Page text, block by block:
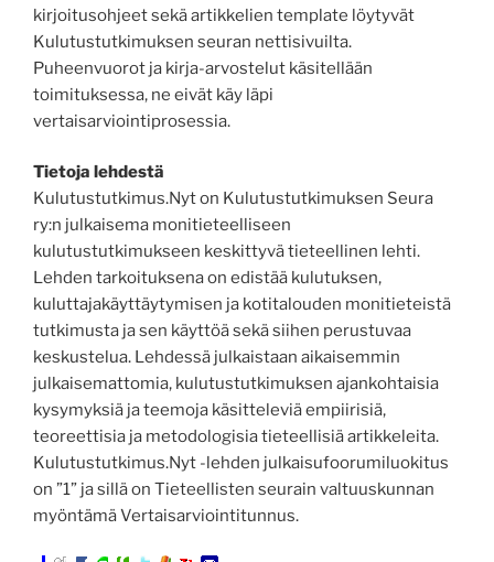
kirjoitusohjeet sekä artikkelien template löytyvät
Kulutustutkimuksen seuran nettisivuilta.
Puheenvuorot ja kirja-arvostelut käsitellään
toimituksessa, ne eivät käy läpi
vertaisarviointiprosessia.
Tietoja lehdestä
Kulutustutkimus.Nyt on Kulutustutkimuksen Seura
ry:n julkaisema monitieteelliseen
kulutustutkimukseen keskittyvä tieteellinen lehti.
Lehden tarkoituksena on edistää kulutuksen,
kuluttajakäyttäytymisen ja kotitalouden monitieteistä
tutkimusta ja sen käyttöä sekä siihen perustuvaa
keskustelua. Lehdessä julkaistaan aikaisemmin
julkaisemattomia, kulutustutkimuksen ajankohtaisia
kysymyksiä ja teemoja käsitteleviä empiirisiä,
teoreettisia ja metodologisia tieteellisiä artikkeleita.
Kulutustutkimus.Nyt -lehden julkaisufoorumiluokitus
on ”1” ja sillä on Tieteellisten seurain valtuuskunnan
myöntämä Vertaisarviointitunnus.